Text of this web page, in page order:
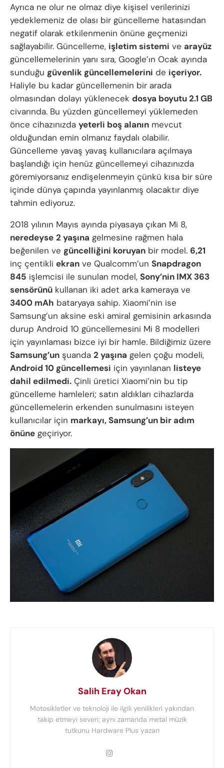
Ayrıca ne olur ne olmaz diye kişisel verilerinizi
yedeklemeniz de olası bir güncelleme hatasından
negatif olarak etkilenmenin önüne geçmenizi
sağlayabilir. Güncelleme, işletim sistemi ve arayüz
güncellemelerinin yanı sıra, Google’ın Ocak ayında
sunduğu güvenlik güncellemelerini de içeriyor.
Haliyle bu kadar güncellemenin bir arada
olmasından dolayı yüklenecek dosya boyutu 2.1 GB
civarında. Bu yüzden güncellemeyi yüklemeden
önce cihazınızda yeterli boş alanın mevcut
olduğundan emin olmanız faydalı olabilir.
Güncelleme yavaş yavaş kullanıcılara açılmaya
başlandığı için henüz güncellemeyi cihazınızda
göremiyorsanız endişelenmeyin çünkü kısa bir süre
içinde dünya çapında yayınlanmış olacaktır diye
tahmin ediyoruz.
2018 yılının Mayıs ayında piyasaya çıkan Mi 8,
neredeyse 2 yaşına gelmesine rağmen hala
beğenilen ve güncelliğini koruyan bir model. 6,21
inç çentikli ekran ve Qualcomm’un Snapdragon
845 işlemcisi ile sunulan model, Sony’nin IMX 363
sensörünü kullanan iki adet arka kameraya ve
3400 mAh bataryaya sahip. Xiaomi’nin ise
Samsung’un aksine eski amiral gemisinin arkasında
durup Android 10 güncellemesini Mi 8 modelleri
için yayınlaması bizce iyi bir hamle. Bildiğimiz üzere
Samsung’un şuanda 2 yaşına gelen çoğu modeli,
Android 10 güncellemesi için yayınlanan listeye
dahil edilmedi. Çinli üretici Xiaomi’nin bu tip
güncelleme hamleleri; satın aldıkları cihazlarda
güncellemelerin erkenden sunulmasını isteyen
kullanıcılar için markayı, Samsung’un bir adım
önüne geçiriyor.
Salih Eray Okan
Motosikletler ve teknoloji ile ilgili yenilikleri yakından
takip etmeyi seven; aynı zamanda metal müzik
tutkunu Hardware Plus yazarı